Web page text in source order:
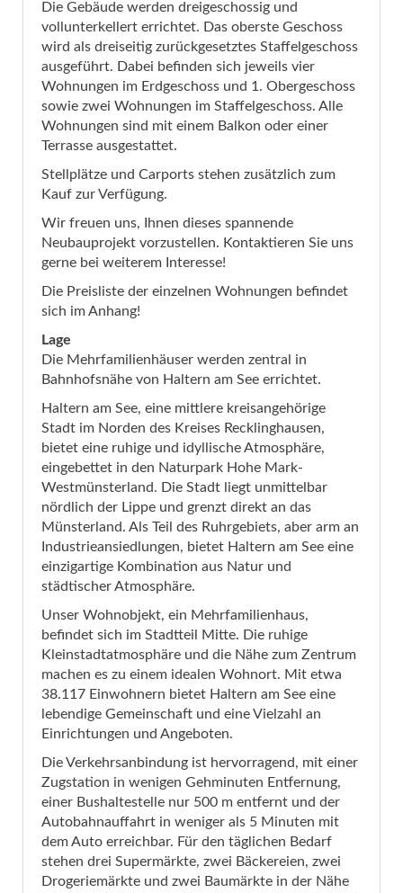
Die Gebäude werden dreigeschossig und
vollunterkellert errichtet. Das oberste Geschoss
wird als dreiseitig zurückgesetztes Staffelgeschoss
ausgeführt. Dabei befinden sich jeweils vier
Wohnungen im Erdgeschoss und 1. Obergeschoss
sowie zwei Wohnungen im Staffelgeschoss. Alle
Wohnungen sind mit einem Balkon oder einer
Terrasse ausgestattet.
Stellplätze und Carports stehen zusätzlich zum
Kauf zur Verfügung.
Wir freuen uns, Ihnen dieses spannende
Neubauprojekt vorzustellen. Kontaktieren Sie uns
gerne bei weiterem Interesse!
Die Preisliste der einzelnen Wohnungen befindet
sich im Anhang!
Lage
Die Mehrfamilienhäuser werden zentral in
Bahnhofsnähe von Haltern am See errichtet.
Haltern am See, eine mittlere kreisangehörige
Stadt im Norden des Kreises Recklinghausen,
bietet eine ruhige und idyllische Atmosphäre,
eingebettet in den Naturpark Hohe Mark-
Westmünsterland. Die Stadt liegt unmittelbar
nördlich der Lippe und grenzt direkt an das
Münsterland. Als Teil des Ruhrgebiets, aber arm an
Industrieansiedlungen, bietet Haltern am See eine
einzigartige Kombination aus Natur und
städtischer Atmosphäre.
Unser Wohnobjekt, ein Mehrfamilienhaus,
befindet sich im Stadtteil Mitte. Die ruhige
Kleinstadtatmosphäre und die Nähe zum Zentrum
machen es zu einem idealen Wohnort. Mit etwa
38.117 Einwohnern bietet Haltern am See eine
lebendige Gemeinschaft und eine Vielzahl an
Einrichtungen und Angeboten.
Die Verkehrsanbindung ist hervorragend, mit einer
Zugstation in wenigen Gehminuten Entfernung,
einer Bushaltestelle nur 500 m entfernt und der
Autobahnauffahrt in weniger als 5 Minuten mit
dem Auto erreichbar. Für den täglichen Bedarf
stehen drei Supermärkte, zwei Bäckereien, zwei
Drogeriemärkte und zwei Baumärkte in der Nähe